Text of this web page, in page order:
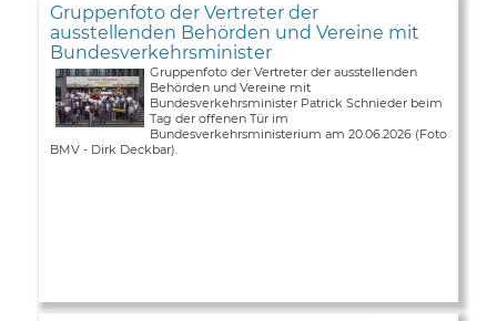
Gruppenfoto der Vertreter der
ausstellenden Behörden und Vereine mit
Bundesverkehrsminister
Gruppenfoto der Vertreter der ausstellenden
Behörden und Vereine mit
Bundesverkehrsminister Patrick Schnieder beim
Tag der offenen Tür im
Bundesverkehrsministerium am 20.06.2026 (Foto
BMV - Dirk Deckbar).